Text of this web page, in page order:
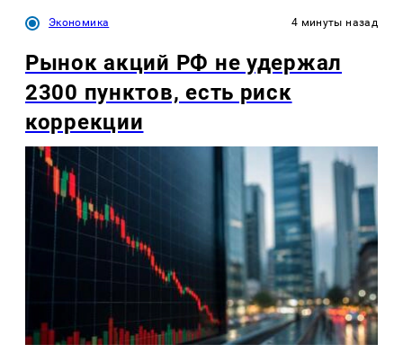
Экономика 4 минуты назад
Рынок акций РФ не удержал
2300 пунктов, есть риск
коррекции